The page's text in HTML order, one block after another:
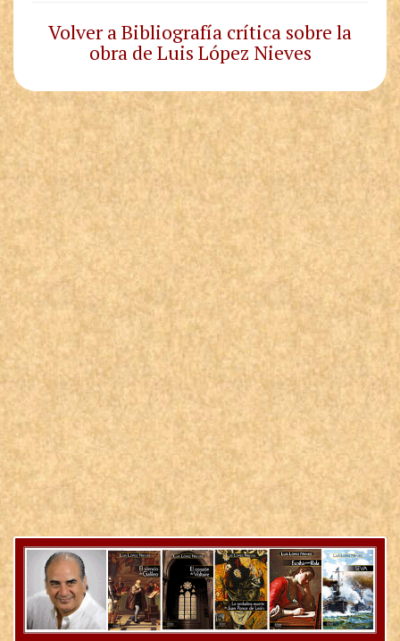
Volver a Bibliografía crítica sobre la
obra de Luis López Nieves